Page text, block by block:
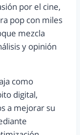
por el cine,
pop con miles
mezcla
y opinión
como
digital,
a mejorar su